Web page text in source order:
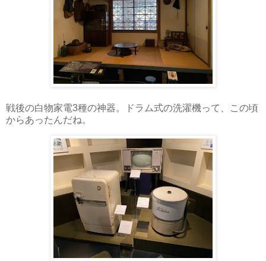
戦後の白物家電3種の神器。ドラム式の洗濯機って、この頃
からあったんだね。